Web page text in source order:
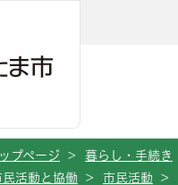
ップページ > 暮らし・手続き
民活動と協働
> 市民活動 >